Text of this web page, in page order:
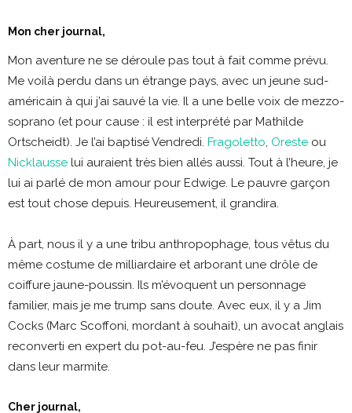
Mon cher journal,
Mon aventure ne se déroule pas tout à fait comme prévu.
Me voilà perdu dans un étrange pays, avec un jeune sud-
américain à qui j’ai sauvé la vie. Il a une belle voix de mezzo-
soprano (et pour cause : il est interprété par Mathilde
Ortscheidt). Je l’ai baptisé Vendredi. Fragoletto, Oreste ou
Nicklausse lui auraient très bien allés aussi. Tout à l’heure, je
lui ai parlé de mon amour pour Edwige. Le pauvre garçon
est tout chose depuis. Heureusement, il grandira.
À part, nous il y a une tribu anthropophage, tous vêtus du
même costume de milliardaire et arborant une drôle de
coiffure jaune-poussin. Ils m’évoquent un personnage
familier, mais je me trump sans doute. Avec eux, il y a Jim
Cocks (Marc Scoffoni, mordant à souhait), un avocat anglais
reconverti en expert du pot-au-feu. J’espère ne pas finir
dans leur marmite.
Cher journal,